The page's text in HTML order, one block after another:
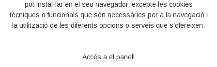
pot instal·lar en el seu navegador, excepte les cookies
tècniques o funcionals que són necessàries per a la navegació i
la utilització de les diferents opcions o serveis que s’ofereixen.
Accés a el panell